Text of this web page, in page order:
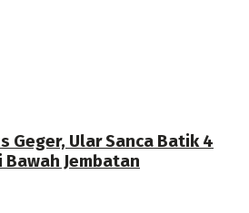
Geger, Ular Sanca Batik 4
Jembatan